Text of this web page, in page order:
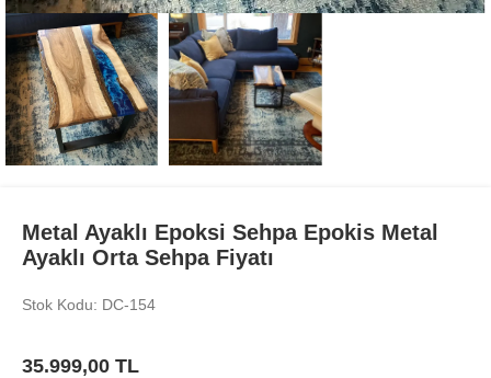
Metal Ayaklı Epoksi Sehpa Epokis Metal
Ayaklı Orta Sehpa Fiyatı
Stok Kodu: DC-154
35.999,00 TL